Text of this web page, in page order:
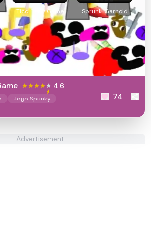
Ticci Toby Game
Sprunki Garnold
Time
4.6
Jogo Spunky
74
Advertisement